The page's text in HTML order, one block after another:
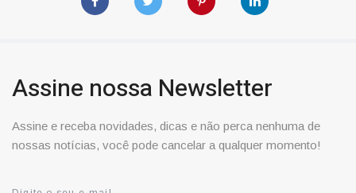
Assine nossa Newsletter
Assine e receba novidades, dicas e não perca nenhuma de
nossas notícias, você pode cancelar a qualquer momento!